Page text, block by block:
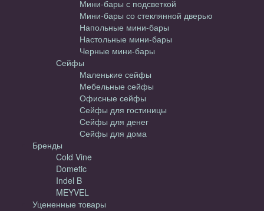
Мини-бары с подсветкой
Мини-бары со стеклянной дверью
Напольные мини-бары
Настольные мини-бары
Черные мини-бары
Сейфы
Маленькие сейфы
Мебельные сейфы
Офисные сейфы
Сейфы для гостиницы
Сейфы для денег
Сейфы для дома
Бренды
Cold Vine
Dometic
Indel B
MEYVEL
Уцененные товары